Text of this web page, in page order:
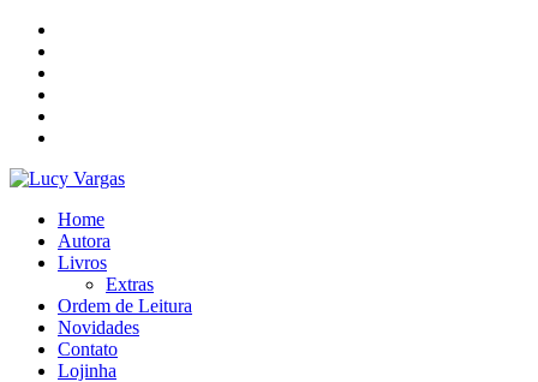
Skip
content
Home
Autora
Livros
Extras
Ordem de Leitura
Novidades
Contato
Lojinha